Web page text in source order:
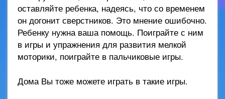
оставляйте ребенка, надеясь, что со временем
он догонит сверстников. Это мнение ошибочно.
Ребенку нужна ваша помощь. Поиграйте с ним
в игры и упражнения для развития мелкой
моторики, поиграйте в пальчиковые игры.
Дома Вы тоже можете играть в такие игры.